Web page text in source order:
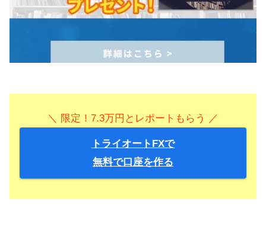
＼ 限定！7.3万円とレポートもらう ／
トライオートFXで
無料で口座を作る